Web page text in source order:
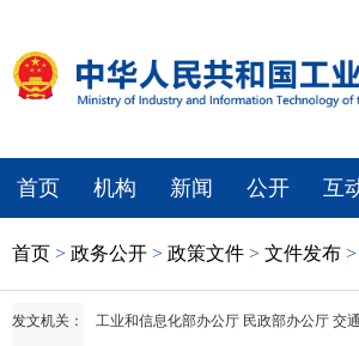
首页 机构 新闻 公开 互
首页 > 政务公开 > 政策文件 > 文件发布 >
发文机关： 工业和信息化部办公厅 民政部办公厅 交